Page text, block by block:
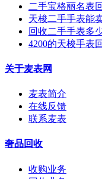
二手宝格丽名表
天梭二手手表能
回收二手手表多
4200的天梭手表
关于麦表网
麦表简介
在线反馈
联系麦表
奢品回收
收购业务